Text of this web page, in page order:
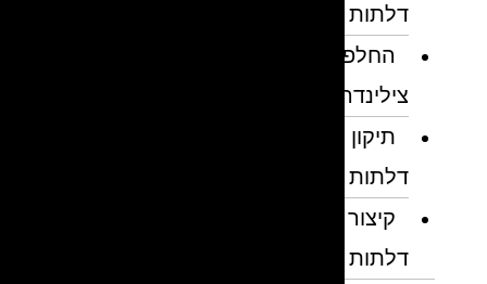
דלתות
החלפת
צילינדרים
תיקון
דלתות
קיצור
דלתות